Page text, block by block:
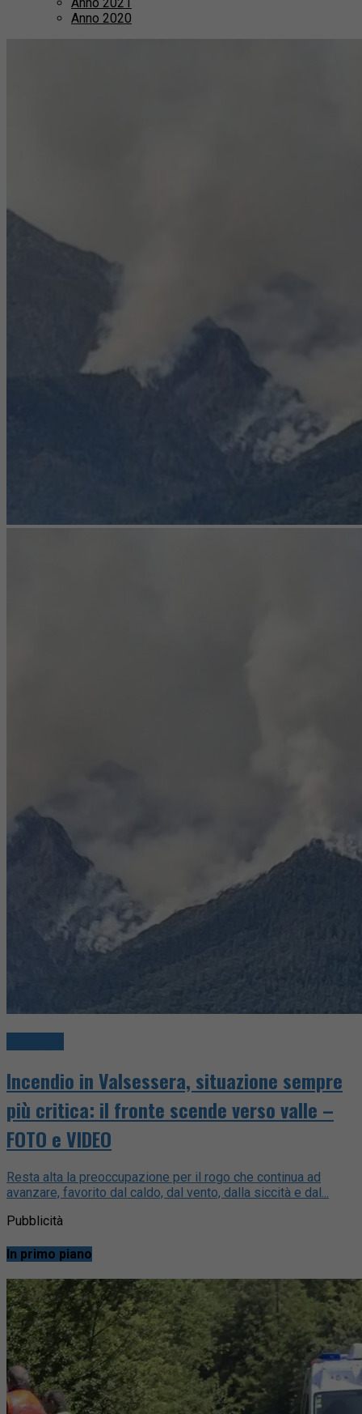
Anno 2020
Incendio in Valsessera, situazione sempre
più critica: il fronte scende verso valle –
FOTO e VIDEO
Resta alta la preoccupazione per il rogo che continua ad
avanzare, favorito dal caldo, dal vento, dalla siccità e dal...
Pubblicità
In primo piano